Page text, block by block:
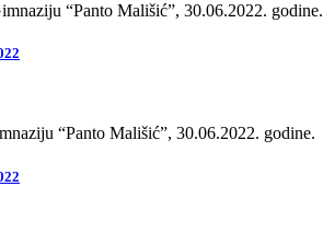
“Panto Mališić”, 30.06.2022. godine.
“Panto Mališić”, 30.06.2022. godine.